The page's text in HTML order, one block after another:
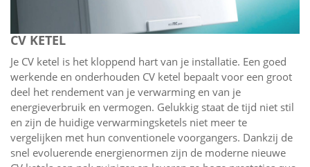
CV KETEL
Je CV ketel is het kloppend hart van je installatie. Een goed
werkende en onderhouden CV ketel bepaalt voor een groot
deel het rendement van je verwarming en van je
energieverbruik en vermogen. Gelukkig staat de tijd niet stil
en zijn de huidige verwarmingsketels niet meer te
vergelijken met hun conventionele voorgangers. Dankzij de
snel evoluerende energienormen zijn de moderne nieuwe